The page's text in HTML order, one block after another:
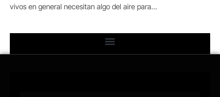
vivos en general necesitan algo del aire para…